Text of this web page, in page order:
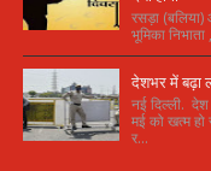
रसड़ा (बलिया)
भूमिका
देशभर में बढ़ा
नई दिल्ली.
मई को खत्म
र...